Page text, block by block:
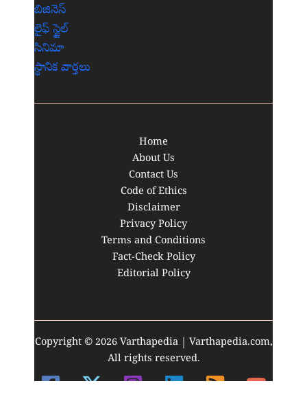
బిజినెస్
లైఫ్ స్టైల్
సినిమా
స్థానిక వార్తలు
Home
About Us
Contact Us
Code of Ethics
Disclaimer
Privacy Policy
Terms and Conditions
Fact-Check Policy
Editorial Policy
Copyright © 2026 Varthapedia | Varthapedia.com,
All rights reserved.